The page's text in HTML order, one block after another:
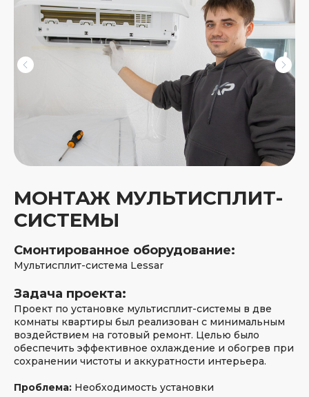
МОНТАЖ МУЛЬТИСПЛИТ-
СИСТЕМЫ
Смонтированное оборудование:
Мультисплит-система Lessar
Задача проекта:
Проект по установке мультисплит-системы в две
комнаты квартиры был реализован с минимальным
воздействием на готовый ремонт. Целью было
обеспечить эффективное охлаждение и обогрев при
сохранении чистоты и аккуратности интерьера.
Проблема: Необходимость установки